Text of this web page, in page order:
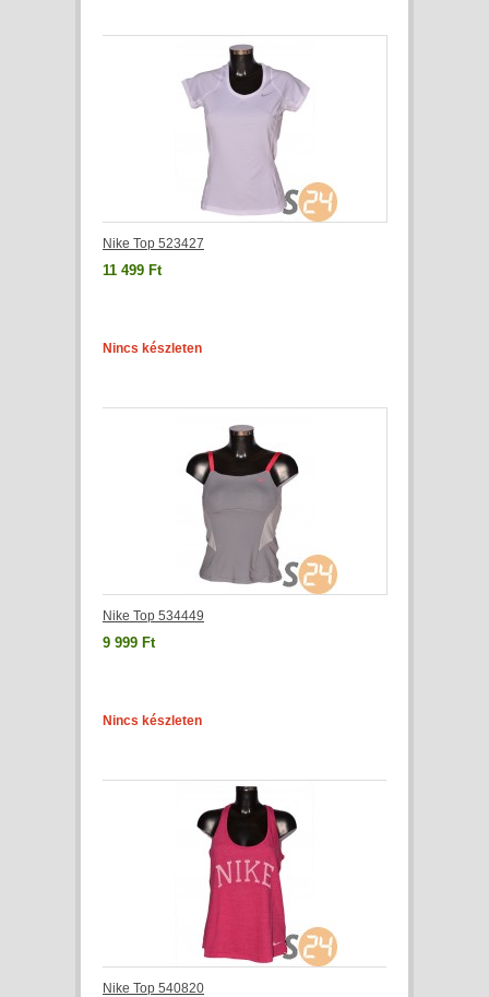
Nike Top 523427
11 499 Ft
Nincs készleten
Nike Top 534449
9 999 Ft
Nincs készleten
Nike Top 540820